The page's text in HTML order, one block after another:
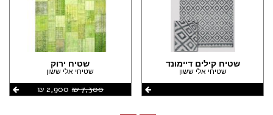
שטיח קילים דיימונד
שטיחי אלי ששון
שטיח ירוק
שטיחי אלי ששון
7,300 ‏₪
2,900 ‏₪